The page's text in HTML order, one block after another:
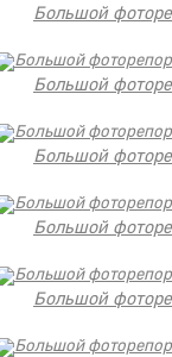
Большой
Большой
Большой
Большой
Большой